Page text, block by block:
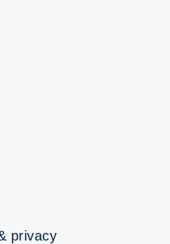
privacy